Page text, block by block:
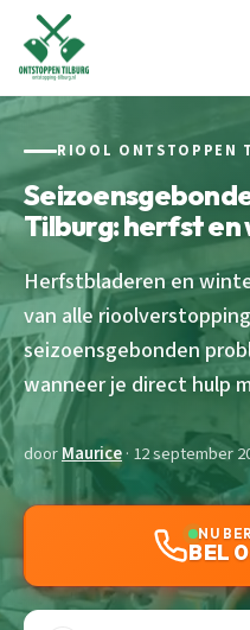
RIOOL ONTSTOPPEN
Tilburg: herfst
Herfstbladeren en
van alle
seizoensgebonden
wanneer je direct hulp
doorMaurice· 12 september
NU
BEL